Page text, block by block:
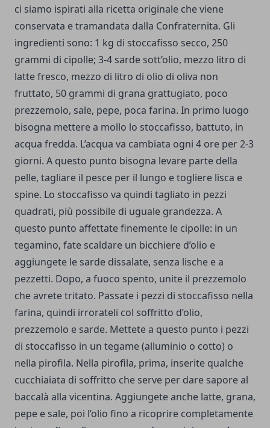
ci siamo ispirati alla ricetta originale che viene
conservata e tramandata dalla Confraternita. Gli
ingredienti sono: 1 kg di stoccafisso secco, 250
grammi di cipolle; 3-4 sarde sott’olio, mezzo litro di
latte fresco, mezzo di litro di olio di oliva non
fruttato, 50 grammi di grana grattugiato, poco
prezzemolo, sale, pepe, poca farina. In primo luogo
bisogna mettere a mollo lo stoccafisso, battuto, in
acqua fredda. L’acqua va cambiata ogni 4 ore per 2-3
giorni. A questo punto bisogna levare parte della
pelle, tagliare il pesce per il lungo e togliere lisca e
spine. Lo stoccafisso va quindi tagliato in pezzi
quadrati, più possibile di uguale grandezza. A
questo punto affettate finemente le cipolle: in un
tegamino, fate scaldare un bicchiere d’olio e
aggiungete le sarde dissalate, senza lische e a
pezzetti. Dopo, a fuoco spento, unite il prezzemolo
che avrete tritato. Passate i pezzi di stoccafisso nella
farina, quindi irrorateli col soffritto d’olio,
prezzemolo e sarde. Mettete a questo punto i pezzi
di stoccafisso in un tegame (alluminio o cotto) o
nella pirofila. Nella pirofila, prima, inserite qualche
cucchiaiata di soffritto che serve per dare sapore al
baccalà alla vicentina. Aggiungete anche latte, grana,
pepe e sale, poi l’olio fino a ricoprire completamente